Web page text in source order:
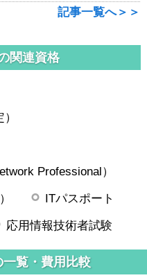
記事一覧へ＞＞
関連資格
Professional）
ITパスポート
応用情報技術者試験
覧・費用比較